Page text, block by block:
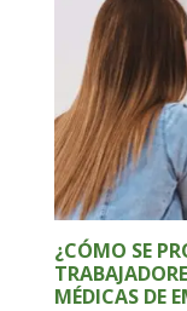
¿CÓMO SE
MÉDICAS DE